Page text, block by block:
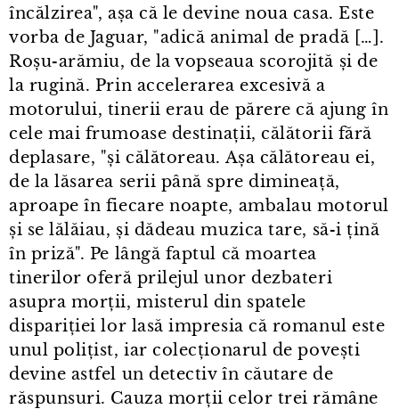
încălzirea", așa că le devine noua casa. Este
vorba de Jaguar, "adică animal de pradă […].
Roșu‑arămiu, de la vopseaua scorojită și de
la rugină. Prin accelerarea excesivă a
motorului, tinerii erau de părere că ajung în
cele mai frumoase destinații, călătorii fără
deplasare, "și călătoreau. Așa călătoreau ei,
de la lăsarea serii până spre dimineață,
aproape în fiecare noapte, ambalau motorul
și se lălăiau, și dădeau muzica tare, să‑i țină
în priză". Pe lângă faptul că moartea
tinerilor oferă prilejul unor dezbateri
asupra morții, misterul din spatele
dispariției lor lasă impresia că romanul este
unul polițist, iar colecționarul de povești
devine astfel un detectiv în căutare de
răspunsuri. Cauza morții celor trei rămâne